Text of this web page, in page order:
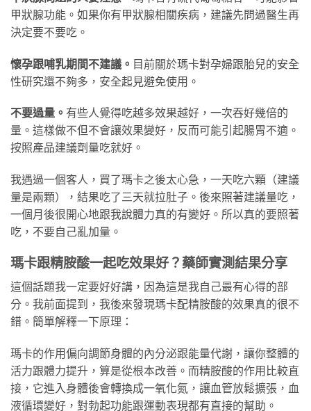
甲狀腺功能。如果你有甲狀腺相關疾病，建議先問過醫生再
決定要不要吃。
懷孕跟哺乳期間不建議。 目前關於瑪卡對孕婦跟胎兒的安全
性研究還不夠多，安全起見避免使用。
不要過量。 有些人覺得吃越多效果越好，一次吞好幾倍的
量。這樣做不但不會讓效果變好，反而可能引起腸胃不適。
按照產品建議劑量吃就好。
我遇過一個客人，買了瑪卡之後太心急，一天吃六顆（建議
量是兩顆），結果吃了三天就拉肚子。後來照著建議量吃，
一個月後很開心地跟我說體力真的有變好。所以真的要照著
吃，不要自己亂加量。
瑪卡跟精胺酸一起吃效果好？藥師實測結果分享
這個話題我一定要好好講，因為這是我自己最有心得的部
分。我前面提到，我後來發現瑪卡配精胺酸的效果真的很不
錯。簡單解釋一下原理：
瑪卡的作用偏向調節身體的內分泌跟能量代謝，讓你整體的
活力跟體力提升，算是從根本改善。而精胺酸的作用比較直
接，它進入身體後會轉換成一氧化氮，讓血管放鬆擴張，血
液循環變好，對勃起功能跟運動表現都有直接的幫助。